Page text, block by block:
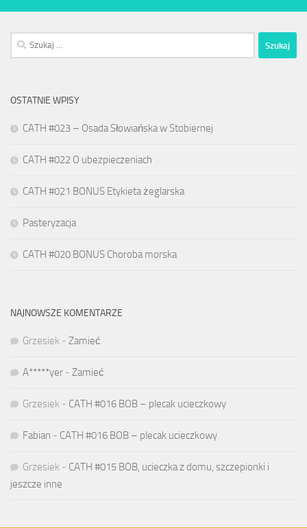
Szukaj:
OSTATNIE WPISY
CATH #023 – Osada Słowiańska w Stobiernej
CATH #022 O ubezpieczeniach
CATH #021 BONUS Etykieta żeglarska
Pasteryzacja
CATH #020 BONUS Choroba morska
NAJNOWSZE KOMENTARZE
Grzesiek - Zamieć
A*****yer - Zamieć
Grzesiek - CATH #016 BOB – plecak ucieczkowy
Fabian - CATH #016 BOB – plecak ucieczkowy
Grzesiek - CATH #015 BOB, ucieczka z domu, szczepionki i
jeszcze inne